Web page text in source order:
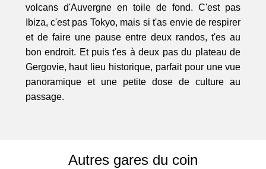
volcans d'Auvergne en toile de fond. C'est pas
Ibiza, c'est pas Tokyo, mais si t'as envie de respirer
et de faire une pause entre deux randos, t'es au
bon endroit. Et puis t'es à deux pas du plateau de
Gergovie, haut lieu historique, parfait pour une vue
panoramique et une petite dose de culture au
passage.
Autres gares du coin